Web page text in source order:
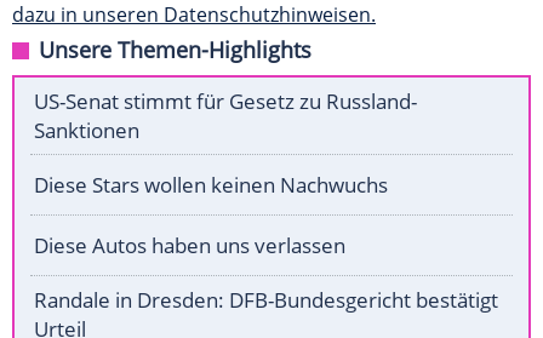
dazu in unseren Datenschutzhinweisen.
Unsere Themen-Highlights
US-Senat stimmt für Gesetz zu Russland-
Sanktionen
Diese Stars wollen keinen Nachwuchs
Diese Autos haben uns verlassen
Randale in Dresden: DFB-Bundesgericht bestätigt
Urteil